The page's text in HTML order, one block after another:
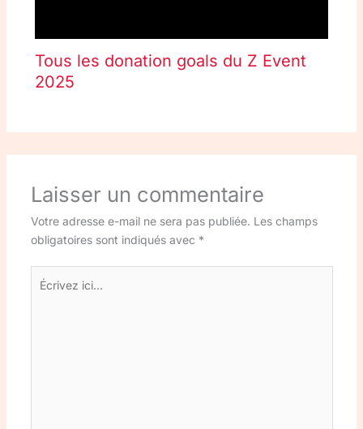
Tous les donation goals du Z Event
2025
Laisser un commentaire
Votre adresse e-mail ne sera pas publiée. Les champs
obligatoires sont indiqués avec *
ici…